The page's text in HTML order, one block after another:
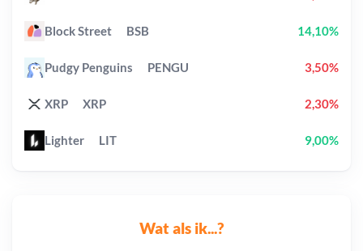
Wat als ik...?
Block Street BSB 14,10%
Pudgy Penguins PENGU 3,50%
XRP XRP 2,30%
Lighter LIT 9,00%